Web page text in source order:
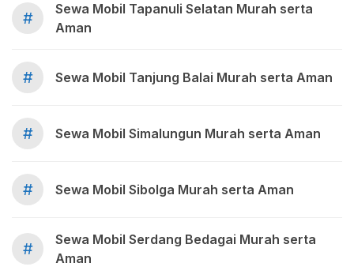
#
Sewa Mobil Tapanuli Selatan Murah serta
Aman
# Sewa Mobil Tanjung Balai Murah serta Aman
# Sewa Mobil Simalungun Murah serta Aman
# Sewa Mobil Sibolga Murah serta Aman
#
Sewa Mobil Serdang Bedagai Murah serta
Aman